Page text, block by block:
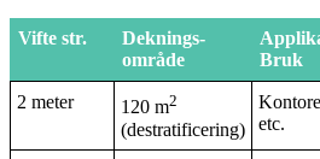
Vifte str.
Deknings-
område
Bruk
2 meter 120 m2
(destratificering)
etc.